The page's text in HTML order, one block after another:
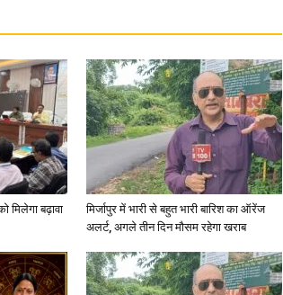
मिलेगा बढ़ावा
मिर्जापुर में भारी से बहुत भारी बारिश का ऑरेंज
अलर्ट, अगले तीन दिन मौसम रहेगा खराब